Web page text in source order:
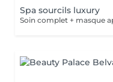
Spa sourcils luxury
Soin complet + masque